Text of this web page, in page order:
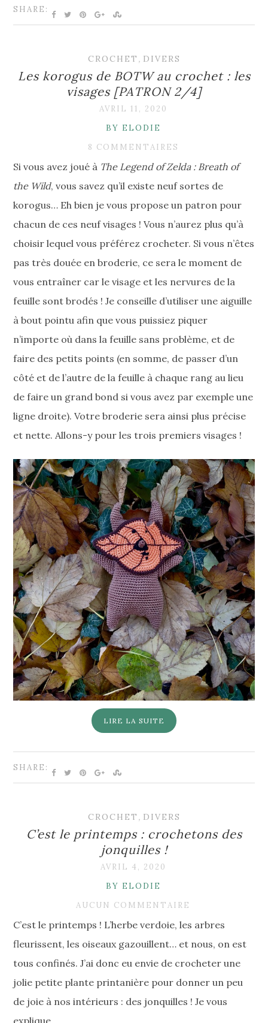
SHARE:
CROCHET , DIVERS
Les korogus de BOTW au crochet : les
visages [PATRON 2/4]
AVRIL 11, 2020
BY ELODIE
8 COMMENTAIRES
Si vous avez joué à The Legend of Zelda : Breath of
the Wild, vous savez qu’il existe neuf sortes de
korogus… Eh bien je vous propose un patron pour
chacun de ces neuf visages ! Vous n’aurez plus qu’à
choisir lequel vous préférez crocheter. Si vous n’êtes
pas très douée en broderie, ce sera le moment de
vous entraîner car le visage et les nervures de la
feuille sont brodés ! Je conseille d’utiliser une aiguille
à bout pointu afin que vous puissiez piquer
n’importe où dans la feuille sans problème, et de
faire des petits points (en somme, de passer d’un
côté et de l’autre de la feuille à chaque rang au lieu
de faire un grand bond si vous avez par exemple une
ligne droite). Votre broderie sera ainsi plus précise
et nette. Allons-y pour les trois premiers visages !
LIRE LA SUITE
SHARE:
CROCHET , DIVERS
C’est le printemps : crochetons des
jonquilles !
AVRIL 4, 2020
BY ELODIE
AUCUN COMMENTAIRE
C’est le printemps ! L’herbe verdoie, les arbres
fleurissent, les oiseaux gazouillent… et nous, on est
tous confinés. J’ai donc eu envie de crocheter une
jolie petite plante printanière pour donner un peu
de joie à nos intérieurs : des jonquilles ! Je vous
explique…